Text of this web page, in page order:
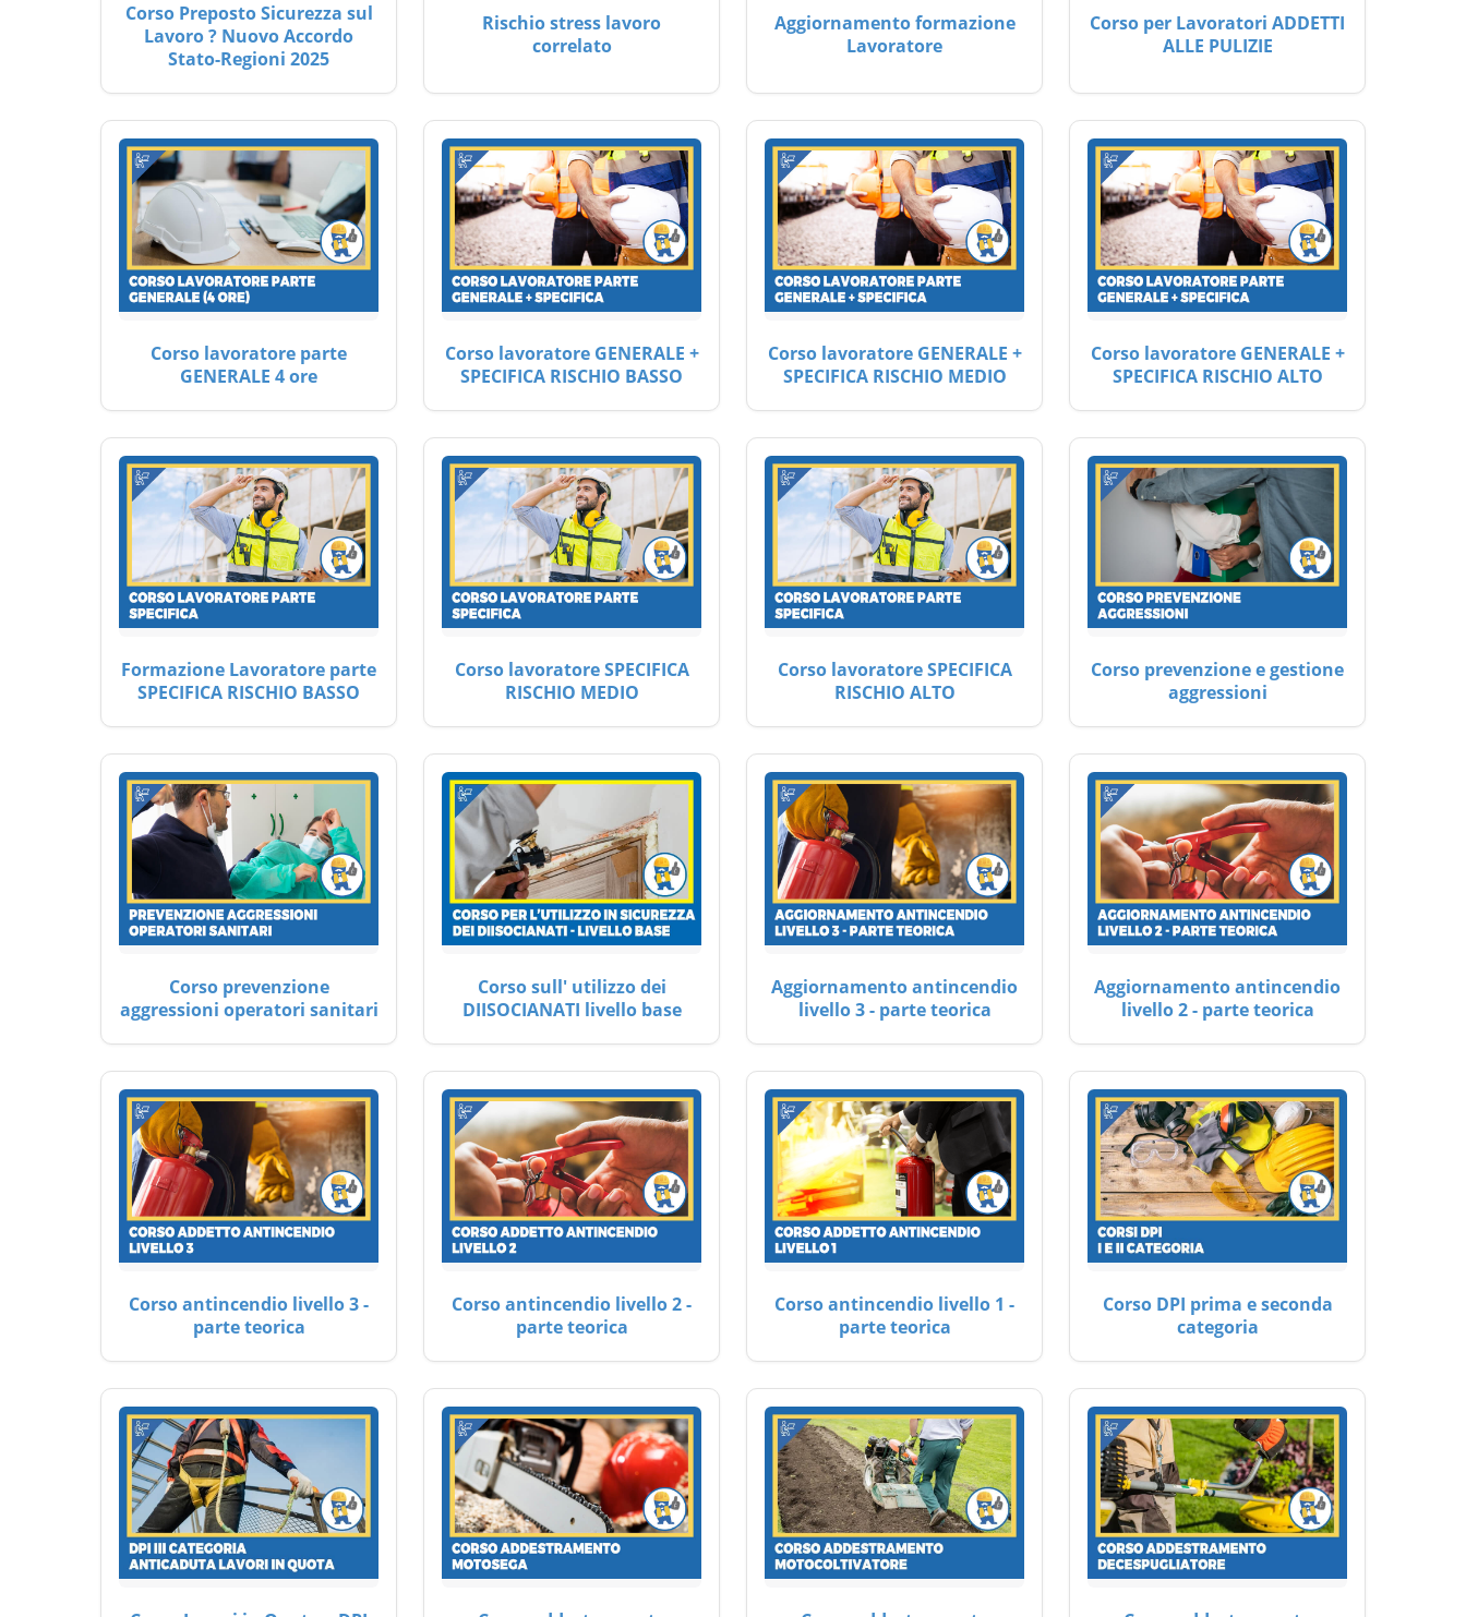
Corso Preposto Sicurezza sul
Lavoro ? Nuovo Accordo
Stato-Regioni 2025
Rischio stress lavoro
correlato
Aggiornamento formazione
Lavoratore
Corso per Lavoratori ADDETTI
ALLE PULIZIE
Corso lavoratore parte
GENERALE 4 ore
Corso lavoratore GENERALE +
SPECIFICA RISCHIO BASSO
Corso lavoratore GENERALE +
SPECIFICA RISCHIO MEDIO
Corso lavoratore GENERALE +
SPECIFICA RISCHIO ALTO
Formazione Lavoratore parte
SPECIFICA RISCHIO BASSO
Corso lavoratore SPECIFICA
RISCHIO MEDIO
Corso lavoratore SPECIFICA
RISCHIO ALTO
Corso prevenzione e gestione
aggressioni
Corso prevenzione
aggressioni operatori sanitari
Corso sull' utilizzo dei
DIISOCIANATI livello base
Aggiornamento antincendio
livello 3 - parte teorica
Aggiornamento antincendio
livello 2 - parte teorica
Corso antincendio livello 3 -
parte teorica
Corso antincendio livello 2 -
parte teorica
Corso antincendio livello 1 -
parte teorica
Corso DPI prima e seconda
categoria